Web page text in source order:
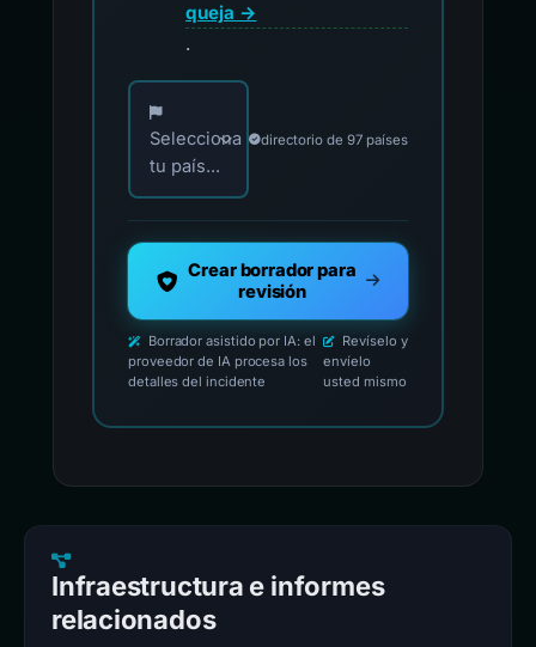
queja →
.
Elija su país para los contactos oficiales de
Selecciona
tu país...
directorio de 97 países
Crear borrador para
revisión
Borrador asistido por IA: el
proveedor de IA procesa los
detalles del incidente
Revíselo y
envíelo
usted mismo
Infraestructura e informes
relacionados